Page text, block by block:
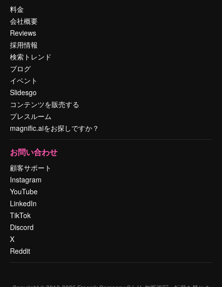
料金
会社概要
Reviews
採用情報
検索トレンド
ブログ
イベント
Slidesgo
コンテンツを販売する
プレスルーム
magnific.aiをお探しですか？
お問い合わせ
顧客サポート
Instagram
YouTube
LinkedIn
TikTok
Discord
X
Reddit